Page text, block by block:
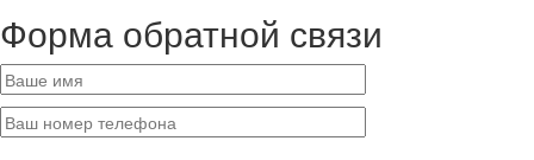
Форма обратной связи